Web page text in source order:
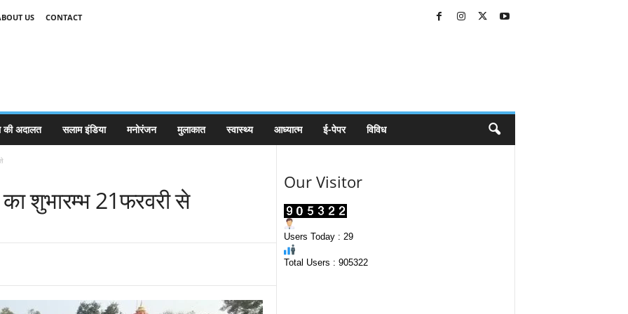
US
CONTACT
की अदालत सलाम इंडिया मनोरंजन मुलाकात स्वास्थ्य आध्यात्म ई-पेपर विविध
शुभारम्भ 21फरवरी से
Our Visitor
Users Today : 29
Total Users : 905322